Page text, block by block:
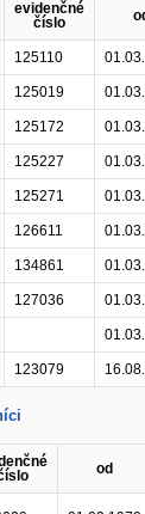
evidenčné
číslo
125110
125019
125172
125227
125271
126611
134861
127036
123079
od